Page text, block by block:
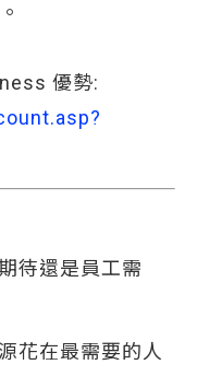
優勢:
待還是員工需
花在最需要的人